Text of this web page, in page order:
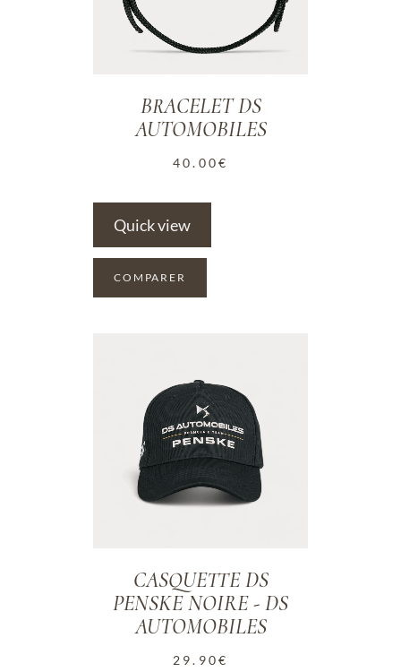
BRACELET DS
AUTOMOBILES
40.00€
Quick view
COMPARER
CASQUETTE DS
PENSKE NOIRE - DS
AUTOMOBILES
29.90€